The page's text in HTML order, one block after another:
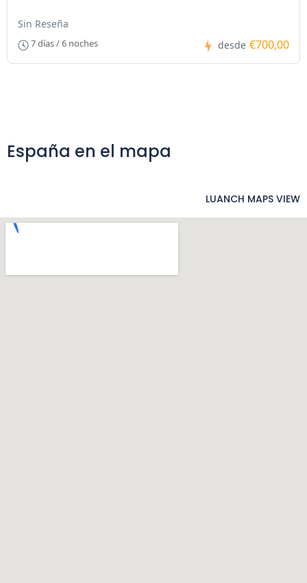
Sin Reseña
7 días / 6 noches desde €700,00
España en el mapa
LUANCH MAPS VIEW